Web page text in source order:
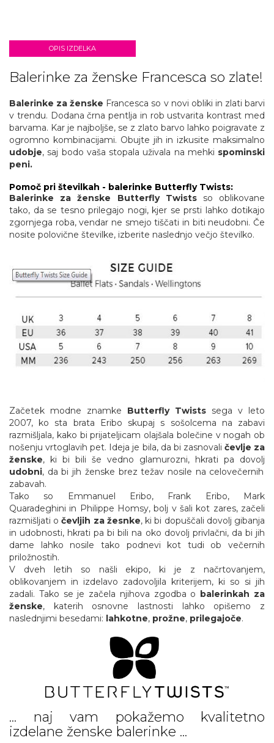
OPIS IZDELKA
Balerinke za ženske Francesca so zlate!
Balerinke za ženske Francesca so v novi obliki in zlati barvi
v trendu. Dodana črna pentlja in rob ustvarita kontrast med
barvama. Kar je najboljše, se z zlato barvo lahko poigravate z
ogromno kombinacijami. Obujte jih in izkusite maksimalno
udobje, saj bodo vaša stopala uživala na mehki spominski
peni.
Pomoč pri številkah - balerinke Butterfly Twists:
Balerinke za ženske
Butterfly Twistsso oblikovane
tako, da se tesno prilegajo nogi, kjer se prsti lahko dotikajo
zgornjega roba, vendar ne smejo tiščati in biti neudobni. Če
nosite polovične številke, izberite naslednjo večjo številko.
Začetek modne znamke Butterfly Twists sega v leto
2007, ko sta brata Eribo skupaj s sošolcema na zabavi
razmišljala, kako bi prijateljicam olajšala bolečine v nogah ob
nošenju vrtoglavih pet. Ideja je bila, da bi zasnovali čevlje za
ženske, ki bi bili še vedno glamurozni, hkrati pa dovolj
udobni, da bi jih ženske brez težav nosile na celovečernih
zabavah.
Tako so Emmanuel Eribo, Frank Eribo, Mark
Quaradeghini in Philippe Homsy, bolj v šali kot zares, začeli
razmišljati očevljih za žesnke, ki bi dopuščali dovolj gibanja
in udobnosti, hkrati pa bi bili na oko dovolj privlačni, da bi jih
dame lahko nosile tako podnevi kot tudi ob večernih
priložnostih.
V dveh letih so našli ekipo, ki je z načrtovanjem,
oblikovanjem in izdelavo zadovoljila kriterijem, ki so si jih
zadali. Tako se je začela njihova zgodba o balerinkah za
ženske, katerih osnovne lastnosti lahko opišemo z
naslednjimi besedami: lahkotne, prožne, prilegajoče.
... naj vam pokažemo kvalitetno
izdelane ženske balerinke ...